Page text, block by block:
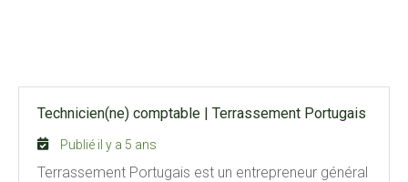
Technicien(ne) comptable | Terrassement Portugais
Publié il y a 5 ans
Terrassement Portugais est un entrepreneur général